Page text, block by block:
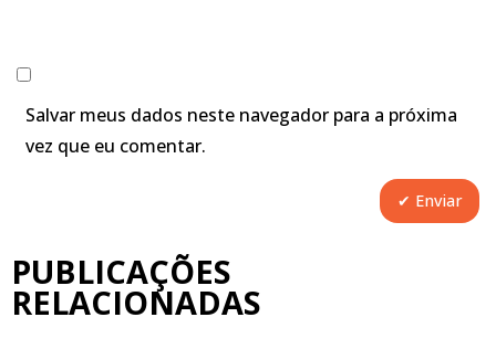
Salvar meus dados neste navegador para a próxima
vez que eu comentar.
PUBLICAÇÕES
RELACIONADAS